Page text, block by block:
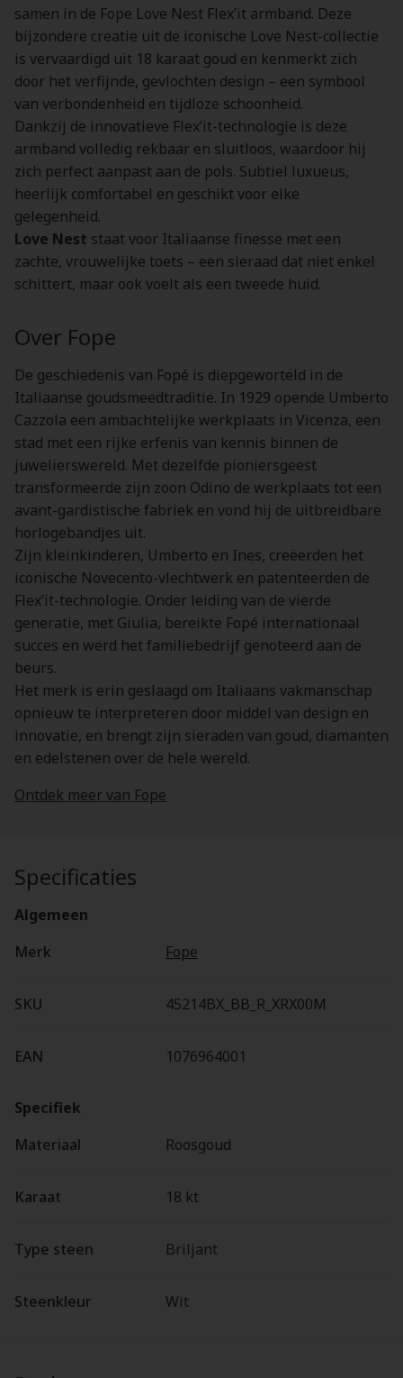
samen in de Fope Love Nest Flex’it armband. Deze
bijzondere creatie uit de iconische Love Nest-collectie
is vervaardigd uit 18 karaat goud en kenmerkt zich
door het verfijnde, gevlochten design – een symbool
van verbondenheid en tijdloze schoonheid.
Dankzij de innovatieve Flex’it-technologie is deze
armband volledig rekbaar en sluitloos, waardoor hij
zich perfect aanpast aan de pols. Subtiel luxueus,
heerlijk comfortabel en geschikt voor elke
gelegenheid.
Love Nest staat voor Italiaanse finesse met een
zachte, vrouwelijke toets – een sieraad dat niet enkel
schittert, maar ook voelt als een tweede huid.
Over Fope
De geschiedenis van Fopé is diepgeworteld in de
Italiaanse goudsmeedtraditie. In 1929 opende Umberto
Cazzola een ambachtelijke werkplaats in Vicenza, een
stad met een rijke erfenis van kennis binnen de
juwelierswereld. Met dezelfde pioniersgeest
transformeerde zijn zoon Odino de werkplaats tot een
avant-gardistische fabriek en vond hij de uitbreidbare
horlogebandjes uit.
Zijn kleinkinderen, Umberto en Ines, creëerden het
iconische Novecento-vlechtwerk en patenteerden de
Flex’it-technologie. Onder leiding van de vierde
generatie, met Giulia, bereikte Fopé internationaal
succes en werd het familiebedrijf genoteerd aan de
beurs.
Het merk is erin geslaagd om Italiaans vakmanschap
opnieuw te interpreteren door middel van design en
innovatie, en brengt zijn sieraden van goud, diamanten
en edelstenen over de hele wereld.
Ontdek meer van Fope
Specificaties
Algemeen
Merk
Fope
SKU 45214BX_BB_R_XRX00M
EAN 1076964001
Specifiek
Materiaal
Roosgoud
Karaat 18 kt
Type steen Briljant
Steenkleur Wit